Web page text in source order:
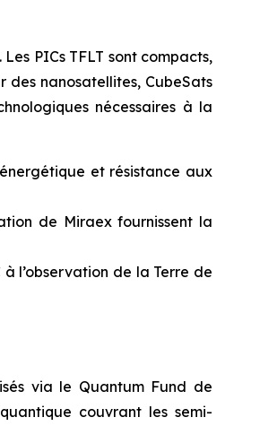
PICs TFLT sont compacts,
nanosatellites, CubeSats
nécessaires à la
et résistance aux
de Miraex fournissent la
l’observation de la Terre de
via le Quantum Fund de
couvrant les semi-